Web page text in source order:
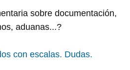
sobre documentación,
aduanas...?
con escalas. Dudas.